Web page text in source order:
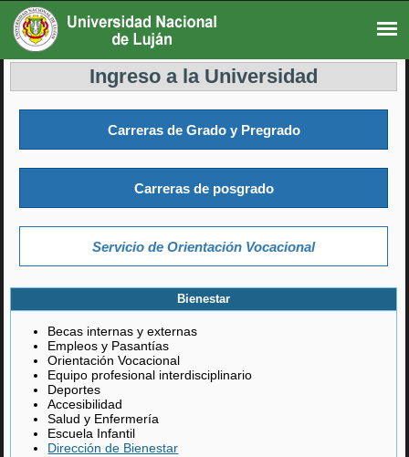
Ingreso a la Universidad
Carreras de Grado y Pregrado
Carreras de posgrado
Servicio de Orientación Vocacional
Bienestar
Becas internas y externas
Empleos y Pasantías
Orientación Vocacional
Equipo profesional interdisciplinario
Deportes
Accesibilidad
Salud y Enfermería
Escuela Infantil
Dirección de Bienestar